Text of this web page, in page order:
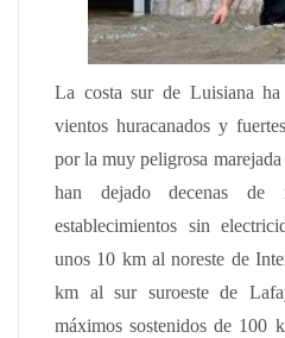
La costa sur de Luisiana
vientos huracanados y
por la muy peligrosa
han dejado decenas
establecimientos sin
unos 10 km al noreste de
km al sur suroeste de
máximos sostenidos de 100